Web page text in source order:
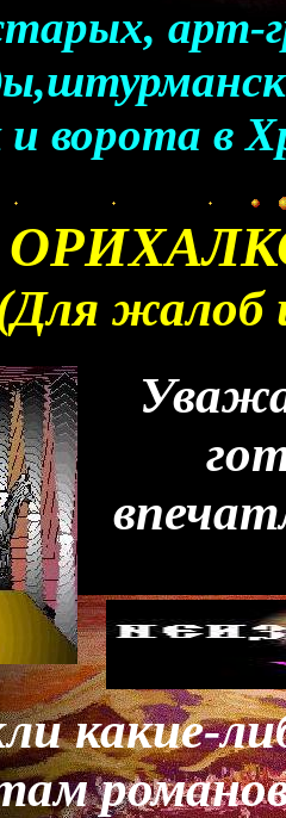
арт-
и ворота в
жалоб
какие-